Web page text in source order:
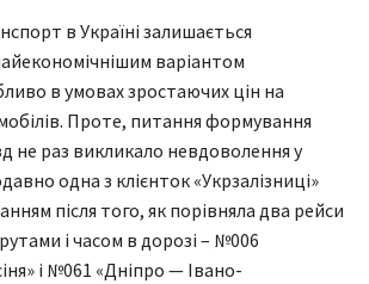
в Україні залишається
варіантом
в умовах зростаючих цін на
Проте, питання формування
не раз викликало невдоволення у
одна з клієнток «Укрзалізниці»
після того, як порівняла два рейси
і часом в дорозі – №006
і №061 «Дніпро — Івано-